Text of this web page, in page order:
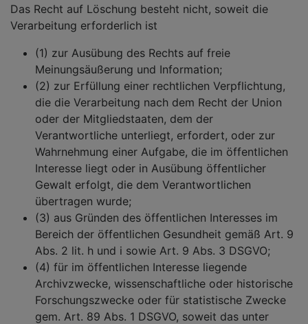
Das Recht auf Löschung besteht nicht, soweit die
Verarbeitung erforderlich ist
(1) zur Ausübung des Rechts auf freie
Meinungsäußerung und Information;
(2) zur Erfüllung einer rechtlichen Verpflichtung,
die die Verarbeitung nach dem Recht der Union
oder der Mitgliedstaaten, dem der
Verantwortliche unterliegt, erfordert, oder zur
Wahrnehmung einer Aufgabe, die im öffentlichen
Interesse liegt oder in Ausübung öffentlicher
Gewalt erfolgt, die dem Verantwortlichen
übertragen wurde;
(3) aus Gründen des öffentlichen Interesses im
Bereich der öffentlichen Gesundheit gemäß Art. 9
Abs. 2 lit. h und i sowie Art. 9 Abs. 3 DSGVO;
(4) für im öffentlichen Interesse liegende
Archivzwecke, wissenschaftliche oder historische
Forschungszwecke oder für statistische Zwecke
gem. Art. 89 Abs. 1 DSGVO, soweit das unter